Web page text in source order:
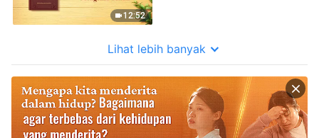
12:52
Lihat lebih banyak